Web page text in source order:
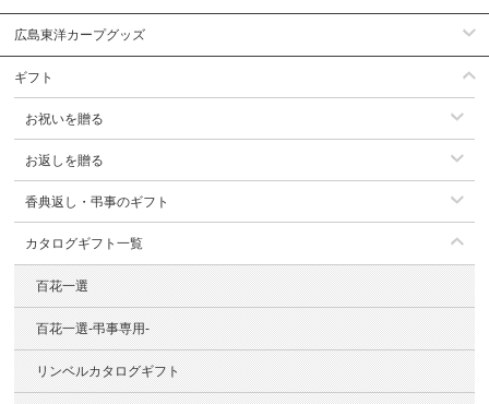
広島東洋カープグッズ
ギフト
お祝いを贈る
お返しを贈る
香典返し・弔事のギフト
カタログギフト一覧
百花一選
百花一選-弔事専用-
リンベルカタログギフト